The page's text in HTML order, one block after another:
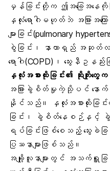
မှန်ခြင်းတို့က ဤအခြေအနေ
နှလုံးရောဂါမဟုတ်ဘဲ အခြားအကြ
များခြင်း(pulmonary
စွဲခြင်း၊ နာတာရှည် အဆုတ်လမ်း
ရောဂါ(COPD)၊ သွေးနီဥန
နှလုံးအစားထိုးခြင်း၏ ဆိုးကျိုးတွေ
အခြားခွဲစိတ်မှုကဲ့သို့ပင် နောက်ဆက်
နိုင်သည်။ နှလုံးအစားထိုးခြင်း၏
ခြင်း၊ ခွဲစိတ်နေစဉ်နှင့် ခွဲ
ရပ်ခြင်းဖြစ်စေသည့် သွေးခဲ
ပြဿနာများဖြစ်သည်။
အချို့လူနာများတွင် အသက်ရှူခြင်